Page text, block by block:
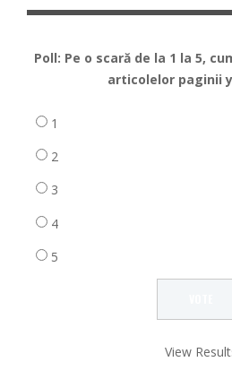
Poll: Pe o scară de la 1 la 5,
articolelor paginii
1
2
3
4
5
View